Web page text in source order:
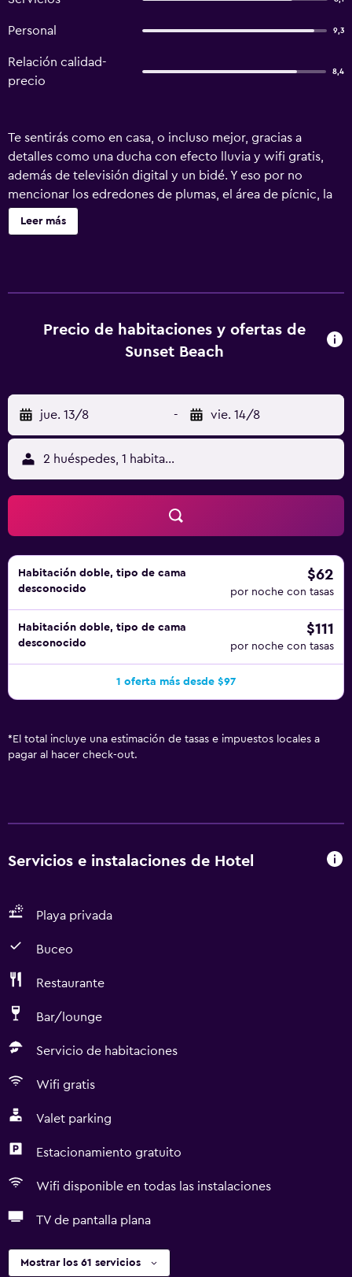
Personal 9,3
Relación calidad-
precio
8,4
Te sentirás como en casa, o incluso mejor, gracias a
detalles como una ducha con efecto lluvia y wifi gratis,
además de televisión digital y un bidé. Y eso por no
mencionar los edredones de plumas, el área de pícnic, la
cuna y el teléfono.
Leer más
Precio de habitaciones y ofertas de
Sunset Beach
jue. 13/8 - vie. 14/8
2 huéspedes, 1 habitación
Habitación doble, tipo de cama
desconocido
$62
por noche con tasas
Habitación doble, tipo de cama
desconocido
$111
por noche con tasas
1 oferta más desde $97
* El total incluye una estimación de tasas e impuestos locales a
pagar al hacer check-out.
Servicios e instalaciones de Hotel
Playa privada
Buceo
Restaurante
Bar/lounge
Servicio de habitaciones
Wifi gratis
Valet parking
Estacionamiento gratuito
Wifi disponible en todas las instalaciones
TV de pantalla plana
Mostrar los 61 servicios